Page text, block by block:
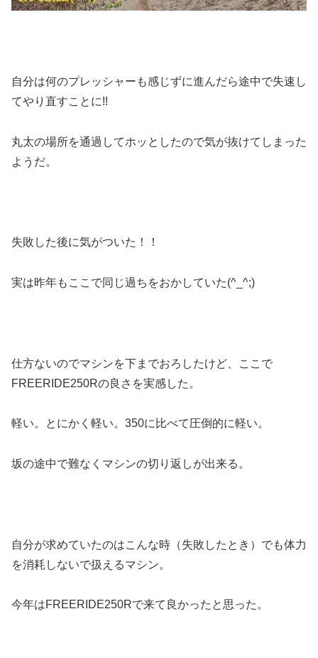
自分は何のプレッシャーも感じずに進んだら途中で失速し
てやり直すことに!!
丸太の場所を通過してホッとしたので気が抜けてしまった
ようだ。
失敗した後に気がついた！！
実は昨年もここで同じ過ちをおかしていた(^_^;)
仕方ないのでマシンを下までおろしたけど、ここで
FREERIDE250Rの良さを実感した。
軽い。とにかく軽い。350に比べて圧倒的に軽い。
坂の途中で難なくマシンの切り返しが出来る。
自分が求めていたのはこんな時（失敗したとき）でも体力
を消耗しないで扱えるマシン。
今年はFREERIDE250Rで来て良かったと思った。